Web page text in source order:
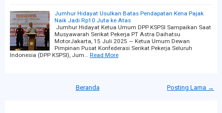
Jumhur Hidayat Usulkan Batas Pendapatan Kena Pajak
Naik Jadi Rp10 Juta ke Atas
Jumhur Hidayat Ketua Umum DPP KSPSI Sampaikan Saat
Musyawarah Serikat Pekerja PT Astra Daihatsu
MotorJakarta, 15 Juli 2025 — Ketua Umum Dewan
Pimpinan Pusat Konfederasi Serikat Pekerja Seluruh
Indonesia (DPP KSPSI), Jum… Read More
Posting Lama →
Beranda